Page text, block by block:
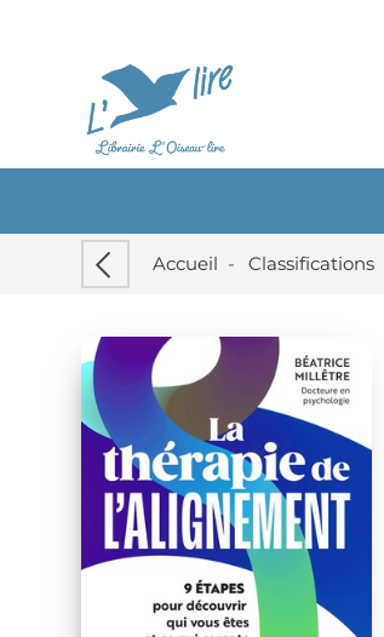
Accueil - Classifications